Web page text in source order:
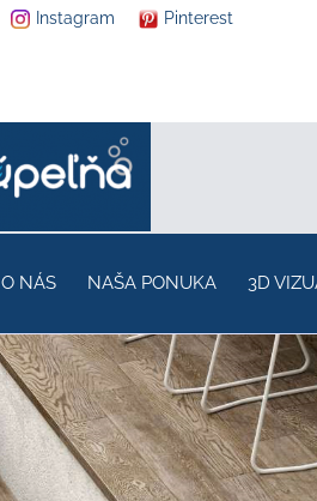
Instagram Pinterest
O NÁS NAŠA PONUKA 3D